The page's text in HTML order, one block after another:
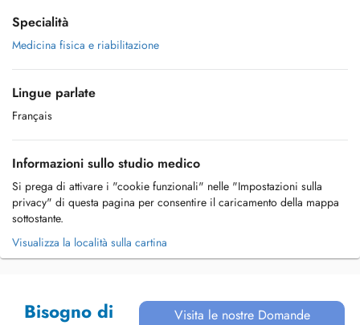
Specialità
Medicina fisica e riabilitazione
Lingue parlate
Français
Informazioni sullo studio medico
Si prega di attivare i "cookie funzionali" nelle "Impostazioni sulla
privacy" di questa pagina per consentire il caricamento della mappa
sottostante.
Visualizza la località sulla cartina
Bisogno di
Visita le nostre Domande